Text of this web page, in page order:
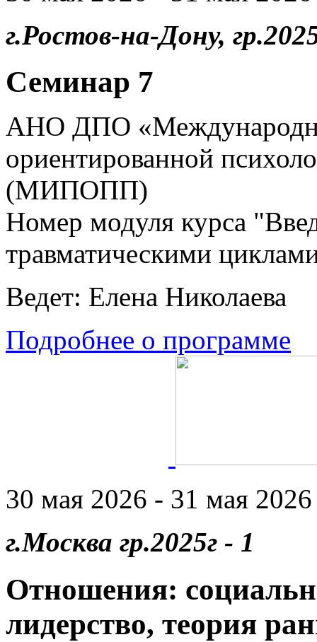
г.Ростов-на-Дону,
Семинар 7
АНО ДПО
ориентированной
(МИПОПП)
Номер модуля курса
травматическими
Ведет: Елена Николаева
Подробнее о программе
30 мая 2026 - 31 мая 2026
г.Москва гр.2025г - 1
Отношения:
лидерство, теория